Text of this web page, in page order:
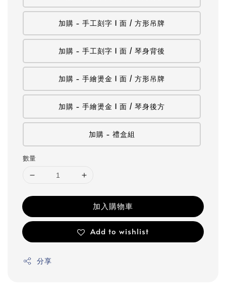
加購 - 手工刻字 1 面 / 方形吊牌
加購 - 手工刻字 1 面 / 琴身背後
加購 - 手繪燙金 1 面 / 方形吊牌
加購 - 手繪燙金 1 面 / 琴身後方
加購 - 禮盒組
數量
加入購物車
Add to wishlist
分享